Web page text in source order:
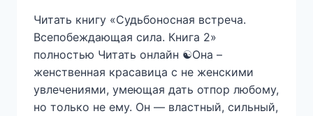
Читать книгу «Судьбоносная встреча.
Всепобеждающая сила. Книга 2»
полностью Читать онлайн ☯︎Она –
женственная красавица с не женскими
увлечениями, умеющая дать отпор любому,
но только не ему. Он — властный, сильный,